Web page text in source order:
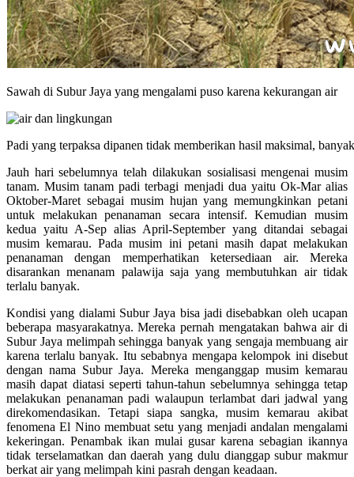
Sawah di Subur Jaya yang mengalami puso karena kekurangan air
Padi yang terpaksa dipanen tidak memberikan hasil maksimal,
Jauh hari sebelumnya telah dilakukan sosialisasi mengenai musim
tanam. Musim tanam padi terbagi menjadi dua yaitu Ok-Mar alias
Oktober-Maret sebagai musim hujan yang memungkinkan petani
untuk melakukan penanaman secara intensif. Kemudian musim
kedua yaitu A-Sep alias April-September yang ditandai sebagai
musim kemarau. Pada musim ini petani masih dapat melakukan
penanaman dengan memperhatikan ketersediaan air. Mereka
disarankan menanam palawija saja yang membutuhkan air tidak
terlalu banyak.
Kondisi yang dialami Subur Jaya bisa jadi disebabkan oleh ucapan
beberapa masyarakatnya. Mereka pernah mengatakan bahwa air di
Subur Jaya melimpah sehingga banyak yang sengaja membuang air
karena terlalu banyak. Itu sebabnya mengapa kelompok ini disebut
dengan nama Subur Jaya. Mereka menganggap musim kemarau
masih dapat diatasi seperti tahun-tahun sebelumnya sehingga tetap
melakukan penanaman padi walaupun terlambat dari jadwal yang
direkomendasikan. Tetapi siapa sangka, musim kemarau akibat
fenomena El Nino membuat setu yang menjadi andalan mengalami
kekeringan. Penambak ikan mulai gusar karena sebagian ikannya
tidak terselamatkan dan daerah yang dulu dianggap subur makmur
berkat air yang melimpah kini pasrah dengan keadaan.